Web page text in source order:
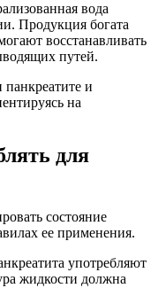
вода
Продукция богата
восстанавливать
путей.
и
на
для
состояние
ее применения.
употребляют
жидкости должна